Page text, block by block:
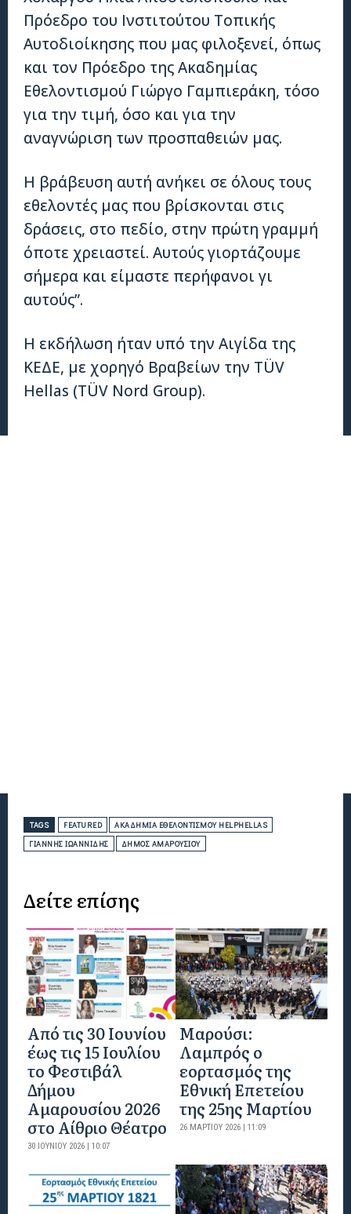
Πρόεδρο του Ινστιτούτου Τοπικής
Αυτοδιοίκησης που μας φιλοξενεί, όπως
και τον Πρόεδρο της Ακαδημίας
Εθελοντισμού Γιώργο Γαμπιεράκη, τόσο
για την τιμή, όσο και για την
αναγνώριση των προσπαθειών μας.
Η βράβευση αυτή ανήκει σε όλους τους
εθελοντές μας που βρίσκονται στις
δράσεις, στο πεδίο, στην πρώτη γραμμή
όποτε χρειαστεί. Αυτούς γιορτάζουμε
σήμερα και είμαστε περήφανοι γι
αυτούς”.
Η εκδήλωση ήταν υπό την Αιγίδα της
ΚΕΔΕ, με χορηγό Βραβείων την TÜV
Hellas (TÜV Nord Group).
TAGS FEATURED
ΑΚΑΔΗΜΊΑ ΕΘΕΛΟΝΤΙΣΜΟΎ HELPHELLAS
ΓΙΆΝΝΗΣ ΙΩΑΝΝΊΔΗΣ
ΔΉΜΟΣ ΑΜΑΡΟΥΣΊΟΥ
Δείτε επίσης
Από τις 30 Ιουνίου
έως τις 15 Ιουλίου
το Φεστιβάλ
Δήμου
Αμαρουσίου 2026
στο Αίθριο Θέατρο
30 ΙΟΥΝΊΟΥ 2026 | 10:07
Μαρούσι:
Λαμπρός ο
εορτασμός της
Εθνική Επετείου
της 25ης Μαρτίου
26 ΜΑΡΤΊΟΥ 2026 | 11:09